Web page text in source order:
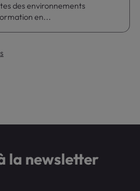
des environnements
en...
la newsletter